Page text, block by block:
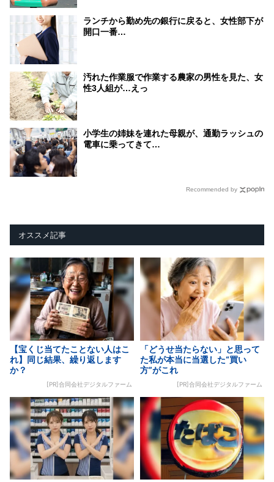
ランチから勤め先の銀行に戻ると、女性部下が
開口一番…
汚れた作業服で作業する農家の男性を見た、女
性3人組が…えっ
小学生の姉妹を連れた母親が、通勤ラッシュの
電車に乗ってきて…
Recommended by
オススメ記事
【宝くじ当てたことない人はこ
れ】同じ結果、繰り返します
か？
[PR]合同会社デジタルファーム
「どうせ当たらない」と思って
た私が本当に当選した“買い
方”がこれ
[PR]合同会社デジタルファーム